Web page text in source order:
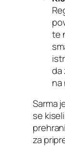
te
da
na
Sarma
se
za